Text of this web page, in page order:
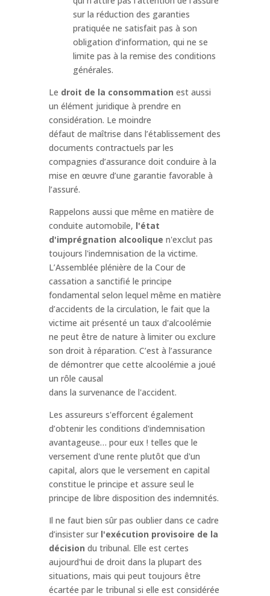
sur la réduction des garanties
pratiquée ne satisfait pas à son
obligation d’information, qui ne se
limite pas à la remise des conditions
générales.
Le droit de la consommation est aussi
un élément juridique à prendre en
considération. Le moindre
défaut de maîtrise dans l’établissement des
documents contractuels par les
compagnies d’assurance doit conduire à la
mise en œuvre d’une garantie favorable à
l’assuré.
Rappelons aussi que même en matière de
conduite automobile, l'état
d'imprégnation alcoolique n'exclut pas
toujours l'indemnisation de la victime.
L’Assemblée plénière de la Cour de
cassation a sanctifié le principe
fondamental selon lequel même en matière
d’accidents de la circulation, le fait que la
victime ait présenté un taux d'alcoolémie
ne peut être de nature à limiter ou exclure
son droit à réparation. C’est à l’assurance
de démontrer que cette alcoolémie a joué
un rôle causal
dans la survenance de l'accident.
Les assureurs s'efforcent également
d’obtenir les conditions d'indemnisation
avantageuse… pour eux ! telles que le
versement d'une rente plutôt que d'un
capital, alors que le versement en capital
constitue le principe et assure seul le
principe de libre disposition des indemnités.
Il ne faut bien sûr pas oublier dans ce cadre
d’insister sur l'exécution provisoire de la
décision du tribunal. Elle est certes
aujourd'hui de droit dans la plupart des
situations, mais qui peut toujours être
écartée par le tribunal si elle est considérée